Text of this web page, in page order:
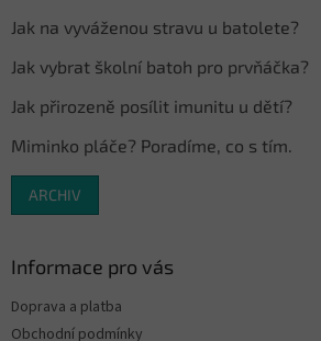
Jak na vyváženou stravu u batolete?
Jak vybrat školní batoh pro prvňáčka?
Jak přirozeně posílit imunitu u dětí?
Miminko pláče? Poradíme, co s tím.
ARCHIV
Informace pro vás
Doprava a platba
Obchodní podmínky